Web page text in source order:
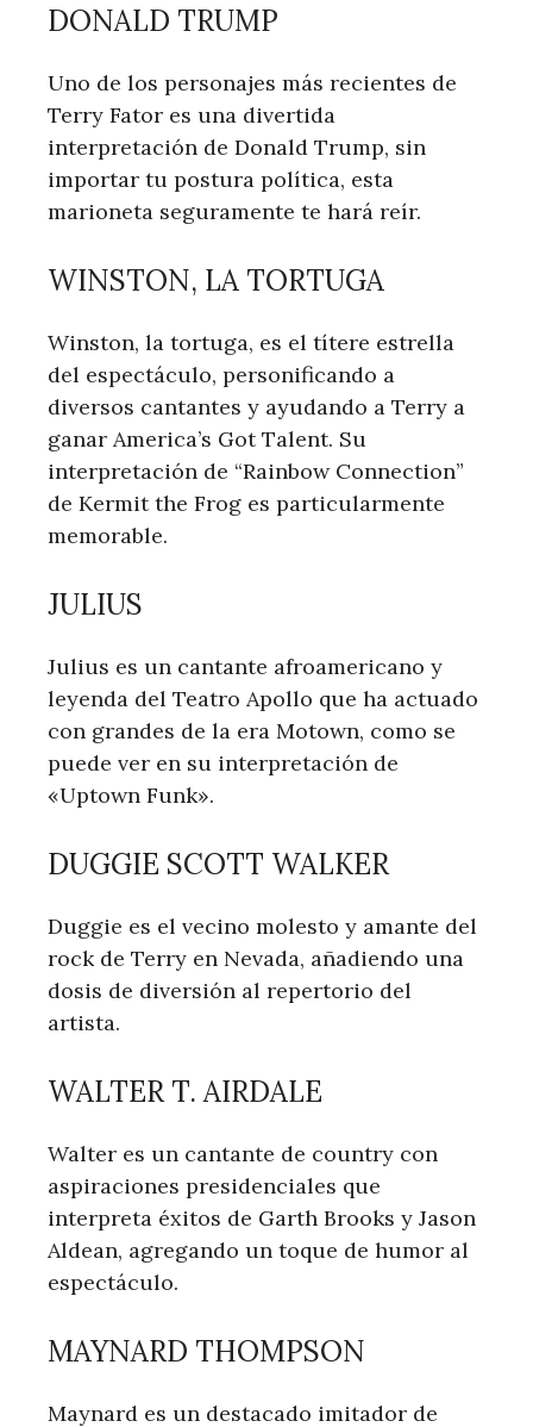
DONALD TRUMP
Uno de los personajes más recientes de
Terry Fator es una divertida
interpretación de Donald Trump, sin
importar tu postura política, esta
marioneta​ seguramente te hará reír.
WINSTON, ⁤LA TORTUGA
Winston, la​ tortuga, es el títere estrella
del espectáculo, personificando a​
diversos cantantes y‍ ayudando a Terry a
ganar⁤ America’s​ Got Talent. Su
interpretación de “Rainbow Connection”⁣
de Kermit the Frog es particularmente​
memorable.
JULIUS
Julius es un cantante afroamericano y
leyenda del Teatro Apollo que ha actuado
con grandes de la era Motown, como ⁢se⁤
puede ver en su interpretación de
«Uptown Funk».
DUGGIE SCOTT WALKER
Duggie es el vecino molesto⁣ y ⁣amante del
rock de Terry en Nevada, ⁢añadiendo una
dosis de diversión al repertorio del
artista.
WALTER ‍T. AIRDALE
Walter es un ‌cantante‍ de country con
aspiraciones presidenciales⁣ que
interpreta éxitos de Garth⁤ Brooks y Jason
Aldean, agregando un toque de humor al‍
espectáculo.
MAYNARD THOMPSON
Maynard es un destacado imitador de